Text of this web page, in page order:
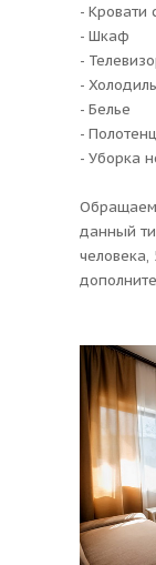
- Кровати
- Шкаф
-
-
- Белье
-
- Уборка
Обращаем
данный
человека,